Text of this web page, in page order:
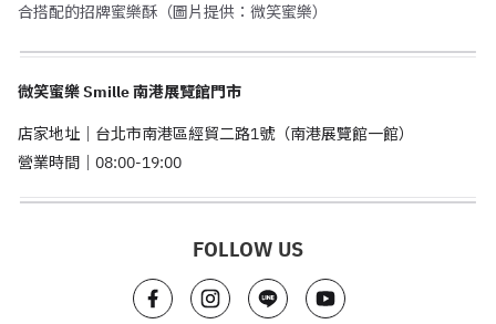
合搭配的招牌蜜樂酥（圖片提供：微笑蜜樂）
微笑蜜樂 Smille 南港展覽館門市
店家地址｜台北市南港區經貿二路1號（南港展覽館一館）
營業時間｜08:00-19:00
FOLLOW US